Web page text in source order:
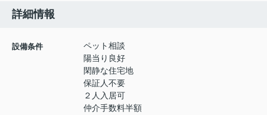
詳細情報
設備条件
ペット相談
陽当り良好
閑静な住宅地
保証人不要
２人入居可
仲介手数料半額